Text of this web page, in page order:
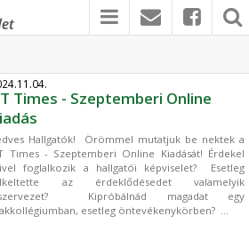
Times - Szeptemberi Online
Hallgatók! Örömmel mutatjuk be nektek a
Times - Szeptemberi Online Kiadását! Érdekel
foglalkozik a hallgatói képviselet? Esetleg
az érdeklődésedet valamelyik
Kipróbálnád magadat egy
esetleg öntevékenykörben? ...